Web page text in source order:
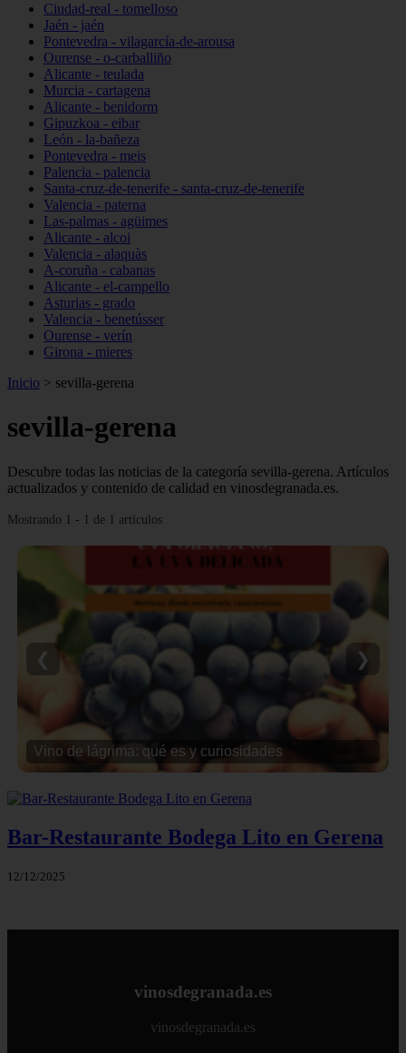
Ciudad-real - tomelloso
Jaén - jaén
Pontevedra - vilagarcía-de-arousa
Ourense - o-carballiño
Alicante - teulada
Murcia - cartagena
Alicante - benidorm
Gipuzkoa - eibar
León - la-bañeza
Pontevedra - meis
Palencia - palencia
Santa-cruz-de-tenerife - santa-cruz-de-tenerife
Valencia - paterna
Las-palmas - agüimes
Alicante - alcoi
Valencia - alaquàs
A-coruña - cabanas
Alicante - el-campello
Asturias - grado
Valencia - benetússer
Ourense - verín
Girona - mieres
Inicio > sevilla-gerena
sevilla-gerena
Descubre todas las noticias de la categoría sevilla-gerena. Artículos
actualizados y contenido de calidad en vinosdegranada.es.
Mostrando 1 - 1 de 1 artículos
Vino de lágrima: qué es y curiosidades
❮ ❯
Bar-Restaurante Bodega Lito en Gerena
12/12/2025
vinosdegranada.es
vinosdegranada.es